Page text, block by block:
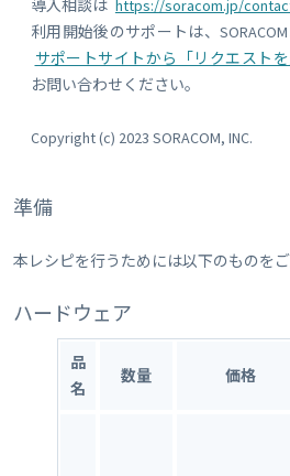
導入相談は https://soracom.jp/
利用開始後のサポートは、
サポートサイトから「リクエストを
お問い合わせください。
Copyright (c) 2023 SORACOM, INC.
準備
本レシピを行うためには以下のものをご
ハードウェア
品
名
数量 価格